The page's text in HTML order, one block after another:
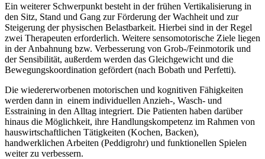
Ein weiterer Schwerpunkt besteht in der frühen Vertikalisierung in
den Sitz, Stand und Gang zur Förderung der Wachheit und zur
Steigerung der physischen Belastbarkeit. Hierbei sind in der Regel
zwei Therapeuten erforderlich. Weitere sensomotorische Ziele liegen
in der Anbahnung bzw. Verbesserung von Grob-/Feinmotorik und
der Sensibilität, außerdem werden das Gleichgewicht und die
Bewegungskoordination gefördert (nach Bobath und Perfetti).
Die wiedererworbenen motorischen und kognitiven Fähigkeiten
werden dann in einem individuellen Anzieh-, Wasch- und
Esstraining in den Alltag integriert. Die Patienten haben darüber
hinaus die Möglichkeit, ihre Handlungskompetenz im Rahmen von
hauswirtschaftlichen Tätigkeiten (Kochen, Backen),
handwerklichen Arbeiten (Peddigrohr) und funktionellen Spielen
weiter zu verbessern.